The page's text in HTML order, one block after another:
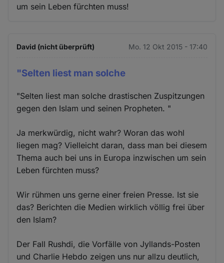
um sein Leben fürchten muss!
David (nicht überprüft) Mo. 12 Okt 2015 - 17:40
"Selten liest man solche
"Selten liest man solche drastischen Zuspitzungen
gegen den Islam und seinen Propheten. "
Ja merkwürdig, nicht wahr? Woran das wohl
liegen mag? Vielleicht daran, dass man bei diesem
Thema auch bei uns in Europa inzwischen um sein
Leben fürchten muss?
Wir rühmen uns gerne einer freien Presse. Ist sie
das? Berichten die Medien wirklich völlig frei über
den Islam?
Der Fall Rushdi, die Vorfälle von Jyllands-Posten
und Charlie Hebdo zeigen uns nur allzu deutlich,